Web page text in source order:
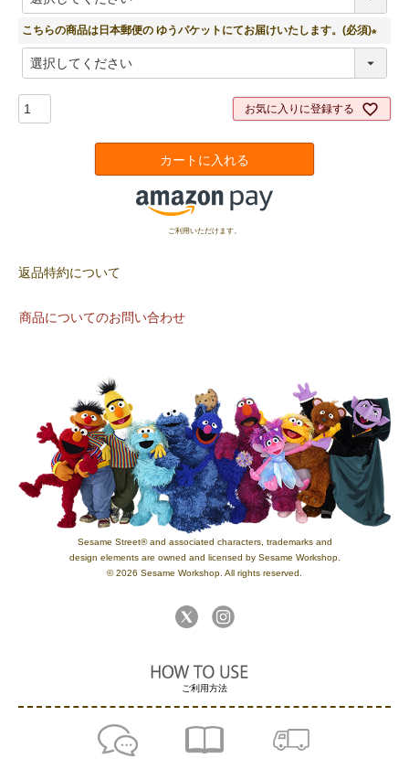
須
)
こちらの商品は日本郵便の ゆうパケットにてお届けいたします。(必須)
)
お気に入りに登録する
カートに入れる
ご利用いただけます。
返品特約について
商品についてのお問い合わせ
Sesame Street® and associated characters, trademarks and
design elements are owned and licensed by Sesame Workshop.
© 2026 Sesame Workshop. All rights reserved.
ご利用方法